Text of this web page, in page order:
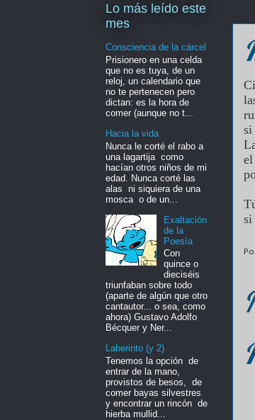
si
el
si
Lo más leído este
mes
Consciencia de la cárcel
Prisionero en una celda
que no es tuya, de un
reloj, un calendario que
no te pertenecen pero
dictan: es la hora de
comer (aunque no t...
Hacia la vida
Nunca le corté el rabo a
una lagartija como
hacían otros niños de mi
edad. Nunca corté las
alas ni siquiera de una
mosca o de un...
Exaltación
de la
Poesía
Con
quince o
dieciséis
triunfaban sobre todo
(aparte de algún que otro
cantautor... o sea, como
ahora) Gustavo Adolfo
Bécquer y Ner...
Laberinto (y 2)
Tenemos la opción de
entrar de la mano,
provistos de besos, de
comer bayas silvestres
y encontrar un rincón de
hierba mullid...